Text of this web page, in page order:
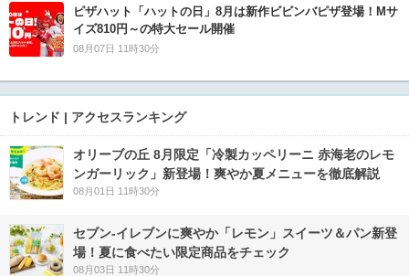
ピザハット「ハットの日」8月は新作ビビンバピザ登場！Mサ
イズ810円～の特大セール開催
08月07日 11時30分
トレンド | アクセスランキング
オリーブの丘 8月限定「冷製カッペリーニ 赤海老のレモ
ンガーリック」新登場！爽やか夏メニューを徹底解説
08月01日 11時30分
セブン‐イレブンに爽やか「レモン」スイーツ＆パン新登
場！夏に食べたい限定商品をチェック
08月03日 11時30分